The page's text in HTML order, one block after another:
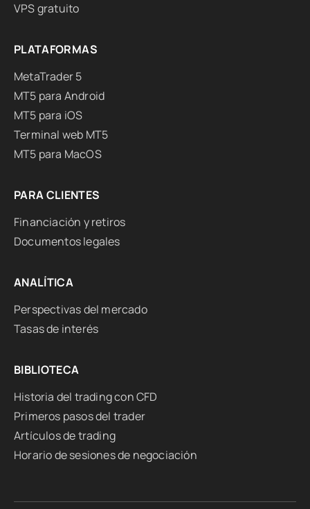
VPS gratuito
PLATAFORMAS
MetaTrader 5
MT5 para Android
MT5 para iOS
Terminal web MT5
MT5 para MacOS
PARA CLIENTES
Financiación y retiros
Documentos legales
ANALÍTICA
Perspectivas del mercado
Tasas de interés
BIBLIOTECA
Historia del trading con CFD
Primeros pasos del trader
Artículos de trading
Horario de sesiones de negociación